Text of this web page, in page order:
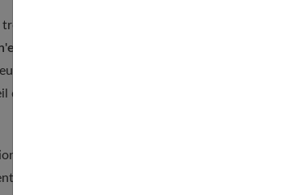
actifs, trop yang pour une chambre à coucher,
gardez pas
place dans votre salon où elles vous
dans la chambre d'amis, n'oubliez pas de les
à cette règle, les plantes ou les fleurs apportées à
dans la journée, de la vigueur yang du végétal